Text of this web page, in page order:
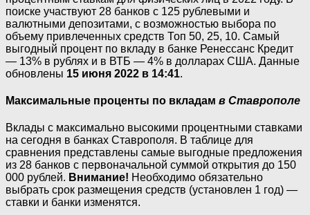
поиске участвуют 28 банков с 125 рублевыми и
валютными депозитами, с возможностью выбора по
объему привлеченных средств Топ 50, 25, 10. Самый
выгодный процент по вкладу в банке Ренессанс Кредит
— 13% в рублях и в ВТБ — 4% в долларах США. Данные
обновлены 15 июня 2022 в 14:41.
Максимальные проценты по вкладам в Ставрополе
Вклады с максимально высокими процентными ставками
на сегодня в банках Ставрополя. В таблице для
сравнения представлены самые выгодные предложения
из 28 банков с первоначальной суммой открытия до 150
000 рублей. Внимание! Необходимо обязательно
выбрать срок размещения средств (установлен 1 год) —
ставки и банки изменятся.